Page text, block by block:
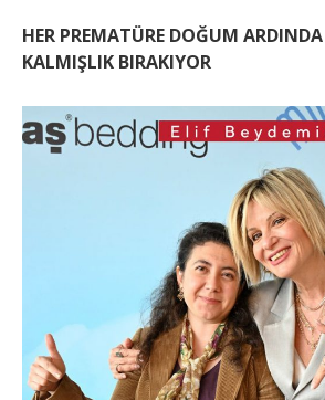
HER PREMATÜRE DOĞUM
KALMIŞLIK BIRAKIYOR